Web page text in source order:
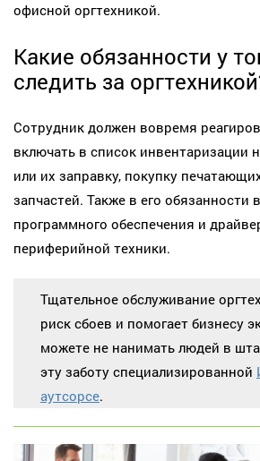
офисной оргтехникой.
Какие обязанности у
следить за
Сотрудник должен вовремя
включать в список инвентаризации
или их заправку, покупку
запчастей. Также в его обязанности
программного обеспечения и
периферийной техники.
Тщательное обслуживание
риск сбоев и помогает бизнесу
можете не нанимать людей в
эту заботу специализированной
аутсорсе.